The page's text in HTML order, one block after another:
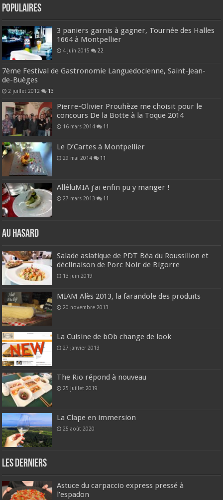
Populaires
3 paniers garnis à gagner, Tournée des Halles
1664 à Montpellier
4 juin 2015 22
7ème Festival de Gastronomie Languedocienne, Saint-Jean-
de-Buèges
2 juillet 2012 13
Pierre-Olivier Prouhèze me choisit pour le
concours De la Botte à la Toque 2014
16 mars 2014 11
Le D’Cartes à Montpellier
29 mai 2014 11
AlléluMIA j’ai enfin pu y manger !
27 mars 2013 11
Au hasard
Salade asiatique de PDT Béa du Roussillon et
déclinaison de Porc Noir de Bigorre
13 juin 2019
MIAM Alès 2013, la farandole des produits
20 novembre 2013
La Cuisine de bOb change de look
27 janvier 2013
The Rio répond à nouveau
25 juillet 2019
La Clape en immersion
25 août 2020
Les derniers
Astuce du carpaccio express pressé à
l’espadon